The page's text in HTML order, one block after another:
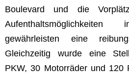
Boulevard und die
gewährleisten eine
Gleichzeitig wurde eine
PKW, 30 Motorräder und 120